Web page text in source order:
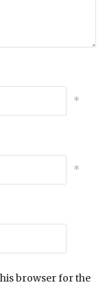
*
*
browser for the